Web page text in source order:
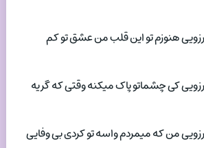
هنوزم تو این قلب من عشق تو کم
کی چشماتو پاک میکنه وقتی که گریه
من که میمردم واسه تو کردی بی وفایی